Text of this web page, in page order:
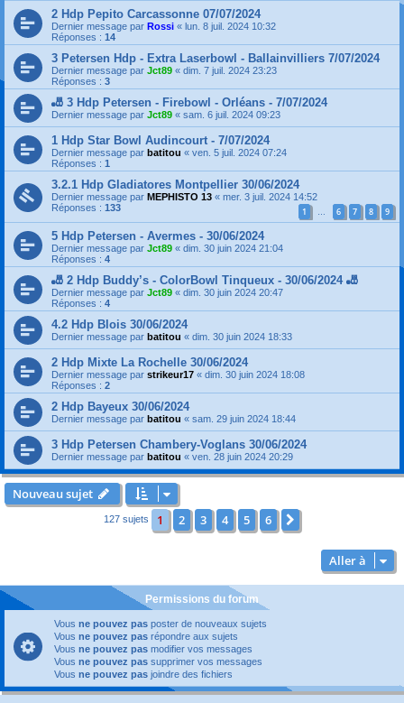
2 Hdp Pepito Carcassonne 07/07/2024
Dernier message par Rossi « lun. 8 juil. 2024 10:32
Réponses : 14
3 Petersen Hdp - Extra Laserbowl - Ballainvilliers 7/07/2024
Dernier message par Jct89 « dim. 7 juil. 2024 23:23
Réponses : 3
🎳 3 Hdp Petersen - Firebowl - Orléans - 7/07/2024
Dernier message par Jct89 « sam. 6 juil. 2024 09:23
1 Hdp Star Bowl Audincourt - 7/07/2024
Dernier message par batitou « ven. 5 juil. 2024 07:24
Réponses : 1
3.2.1 Hdp Gladiatores Montpellier 30/06/2024
Dernier message par MEPHISTO 13 « mer. 3 juil. 2024 14:52
Réponses : 133 1 … 6 7 8 9
5 Hdp Petersen - Avermes - 30/06/2024
Dernier message par Jct89 « dim. 30 juin 2024 21:04
Réponses : 4
🎳 2 Hdp Buddy’s - ColorBowl Tinqueux - 30/06/2024 🎳
Dernier message par Jct89 « dim. 30 juin 2024 20:47
Réponses : 4
4.2 Hdp Blois 30/06/2024
Dernier message par batitou « dim. 30 juin 2024 18:33
2 Hdp Mixte La Rochelle 30/06/2024
Dernier message par strikeur17 « dim. 30 juin 2024 18:08
Réponses : 2
2 Hdp Bayeux 30/06/2024
Dernier message par batitou « sam. 29 juin 2024 18:44
3 Hdp Petersen Chambery-Voglans 30/06/2024
Dernier message par batitou « ven. 28 juin 2024 20:29
Nouveau sujet
127 sujets 1 2 3 4 5 6
Aller à
Permissions du forum
Vous ne pouvez pas poster de nouveaux sujets
Vous ne pouvez pas répondre aux sujets
Vous ne pouvez pas modifier vos messages
Vous ne pouvez pas supprimer vos messages
Vous ne pouvez pas joindre des fichiers